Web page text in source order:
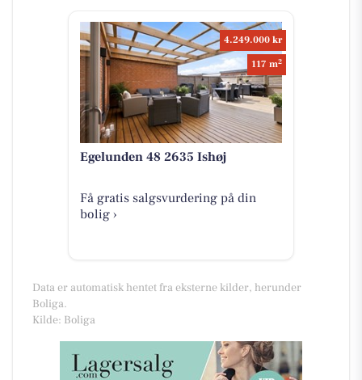
4.249.000 kr
117 m2
Egelunden 48 2635 Ishøj
Få gratis salgsvurdering på din
bolig ›
Data er automatisk hentet fra eksterne kilder, herunder
Boliga.
Kilde: Boliga